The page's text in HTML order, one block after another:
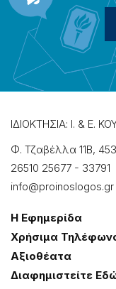
ΙΔΙΟΚΤΗΣΙΑ: Ι. & Ε.
Φ. Τζαβέλλα 11Β,
26510 25677 - 33791
info@proinoslogos.gr
Η Εφημερίδα
Χρήσɩμα
Αξɩοθέατα
Δɩαφημɩστείτε